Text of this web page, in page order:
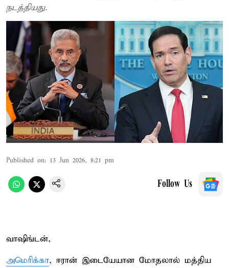
நடத்தியது.
Published on: 13 Jun 2026, 8:21 pm
Follow Us
வாஷிங்டன்,
அமெரிக்கா, ஈரான் இடையேயான மோதலால் மத்திய